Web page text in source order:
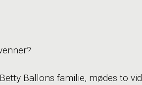
Ballons familie, mødes to